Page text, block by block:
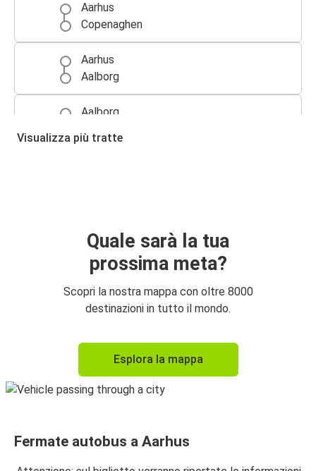
Aarhus
Copenaghen
Aarhus
Aalborg
Aalborg
Odense
Aeroporto di Copenaghen (Kastrup)
Aarhus
Amburgo
Aarhus
Amburgo
Visualizza più tratte
Quale sarà la tua
prossima meta?
Scopri la nostra mappa con oltre 8000
destinazioni in tutto il mondo.
Esplora la mappa
Fermate autobus a Aarhus